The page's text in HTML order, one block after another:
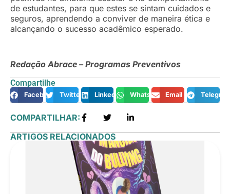
de estudantes, para que estes se sintam cuidados e
seguros, aprendendo a conviver de maneira ética e
alcançando o sucesso acadêmico esperado.
Redação Abrace – Programas Preventivos
Compartilhe
Facebook Twitter LinkedIn WhatsApp Email
COMPARTILHAR:
ARTIGOS RELACIONADOS